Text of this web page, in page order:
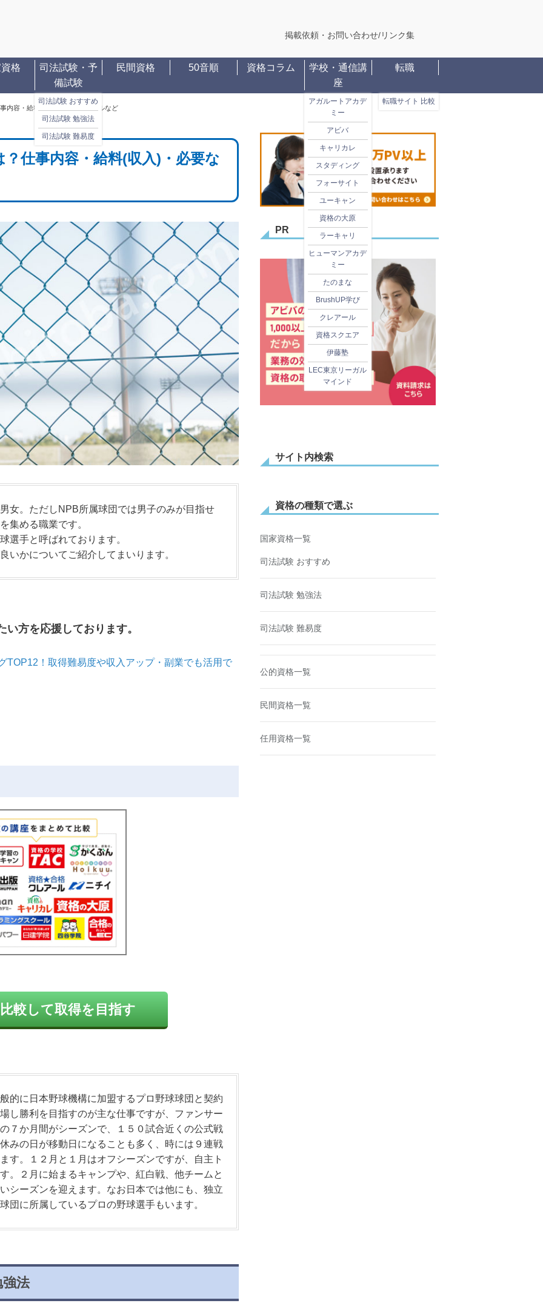
掲載依頼・お問い合わせ/リンク集
格
司法試験・予
備試験
司法試験 おすすめ
司法試験 勉強法
司法試験 難易度
民間資格 50音順 資格コラム
学校・通信講
座
アガルートアカデ
ミー
アビバ
キャリカレ
スタディング
フォーサイト
ユーキャン
資格の大原
ラーキャリ
ヒューマンアカデ
ミー
たのまな
BrushUP学び
クレアール
資格スクエア
伊藤塾
LEC東京リーガル
マインド
転職
転職サイト 比較
内容・給料(収入)・必要なスキルなど
仕事内容・給料(収入)・必要な
女。ただしNPB所属球団では男子のみが目指せ
集める職業です。
選手と呼ばれております。
いかについてご紹介してまいります。
方を応援しております。
TOP12！取得難易度や収入アップ・副業でも活用で
較して取得を目指す
的に日本野球機構に加盟するプロ野球球団と契約
し勝利を目指すのが主な仕事ですが、ファンサー
７か月間がシーズンで、１５０試合近くの公式戦
みの日が移動日になることも多く、時には９連戦
す。１２月と１月はオフシーズンですが、自主ト
。２月に始まるキャンプや、紅白戦、他チームと
シーズンを迎えます。なお日本では他にも、独立
団に所属しているプロの野球選手もいます。
法
PR
サイト内検索
資格の種類で選ぶ
国家資格一覧
司法試験 おすすめ
司法試験 勉強法
司法試験 難易度
公的資格一覧
民間資格一覧
任用資格一覧